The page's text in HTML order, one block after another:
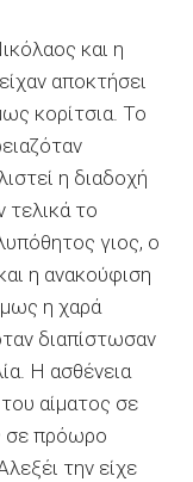
και η
αποκτήσει
κορίτσια. Το
η διαδοχή
τελικά το
γιος, ο
η ανακούφιση
η χαρά
διαπίστωσαν
Η ασθένεια
αίματος σε
σε πρόωρο
την είχε